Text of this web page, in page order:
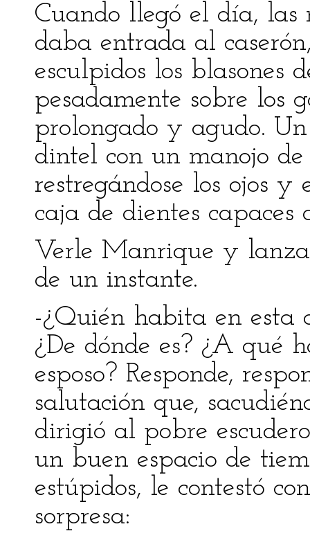
Cuando llegó el día, las
daba entrada al
esculpidos los blasones
pesadamente sobre los
prolongado y agudo.
dintel con un manojo
restregándose los ojos
caja de dientes
Verle Manrique y
de un instante.
-¿Quién habita en esta
¿De dónde es? ¿A qué
esposo? Responde,
salutación que,
dirigió al pobre
un buen espacio de
estúpidos, le contestó
sorpresa: